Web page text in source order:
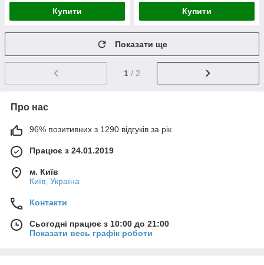
Купити Купити
Показати ще
1 / 2
Про нас
96% позитивних з 1290 відгуків за рік
Працює з 24.01.2019
м. Київ
Київ, Україна
Контакти
Сьогодні працює з 10:00 до 21:00
Показати весь графік роботи